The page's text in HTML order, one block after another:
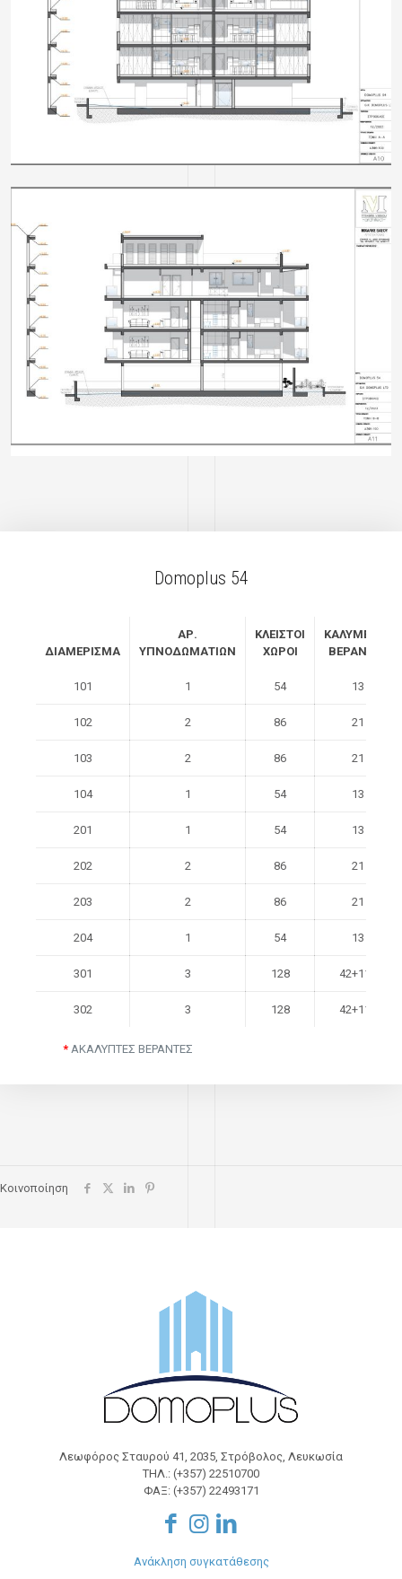
Domoplus 54
ΔΙΑΜΕΡΙΣΜΑ
ΑΡ.
ΥΠΝΟΔΩΜΑΤΙΩΝ
ΚΛΕΙΣΤΟΙ
ΧΩΡΟΙ
ΚΑΛΥΜΕΝΕΣ
ΒΕΡΑΝΤΕΣ
101 1 54 13
102 2 86 21
103 2 86 21
104 1 54 13
201 1 54 13
202 2 86 21
203 2 86 21
204 1 54 13
301 3 128 42+11
302 3 128 42+11
* ΑΚΑΛΥΠΤΕΣ ΒΕΡΑΝΤΕΣ
Κοινοποίηση
Λεωφόρος Σταυρού 41, 2035, Στρόβολος, Λευκωσία
ΤΗΛ.: (+357) 22510700
ΦΑΞ: (+357) 22493171
Ανάκληση συγκατάθεσης